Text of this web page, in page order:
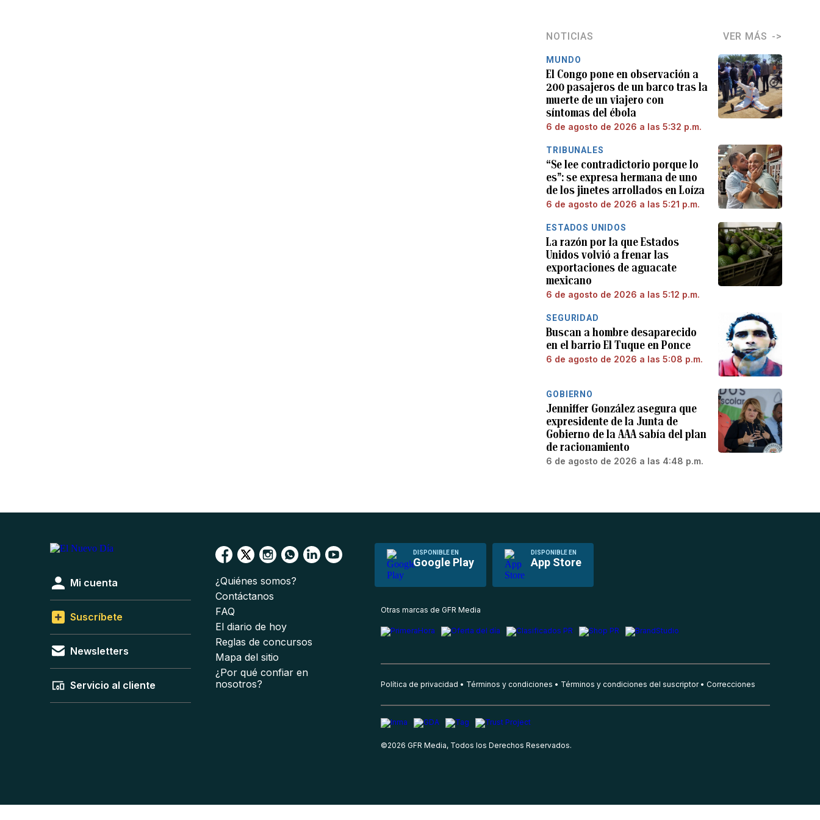
NOTICIAS VER MÁS
MUNDO
El Congo pone en observación a
200 pasajeros de un barco tras la
muerte de un viajero con
síntomas del ébola
6 de agosto de 2026 a las 5:32 p.m.
TRIBUNALES
“Se lee contradictorio porque lo
es”: se expresa hermana de uno
de los jinetes arrollados en Loíza
6 de agosto de 2026 a las 5:21 p.m.
ESTADOS UNIDOS
La razón por la que Estados
Unidos volvió a frenar las
exportaciones de aguacate
mexicano
6 de agosto de 2026 a las 5:12 p.m.
SEGURIDAD
Buscan a hombre desaparecido
en el barrio El Tuque en Ponce
6 de agosto de 2026 a las 5:08 p.m.
GOBIERNO
Jenniffer González asegura que
expresidente de la Junta de
Gobierno de la AAA sabía del plan
de racionamiento
6 de agosto de 2026 a las 4:48 p.m.
DISPONIBLE EN
Google Play
DISPONIBLE EN
App Store
Mi cuenta
Suscríbete
Newsletters
Servicio al cliente
¿Quiénes somos?
Contáctanos
FAQ
El diario de hoy
Reglas de concursos
Mapa del sitio
¿Por qué confiar en
nosotros?
Otras marcas de GFR Media
Política de privacidad Términos y condiciones Términos y condiciones del suscriptor Correcciones
©2026 GFR Media, Todos los Derechos Reservados.